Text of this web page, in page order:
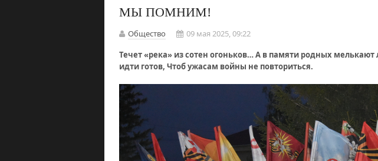
МЫ ПОМНИМ!
Общество
09 мая 2025, 09:22
Течет «река» из сотен огоньков… А в памяти родных мелькают
идти готов, Чтоб ужасам войны не повториться.